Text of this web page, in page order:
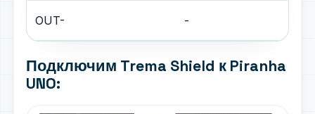
OUT- -
Подключим Trema Shield к Piranha
UNO: